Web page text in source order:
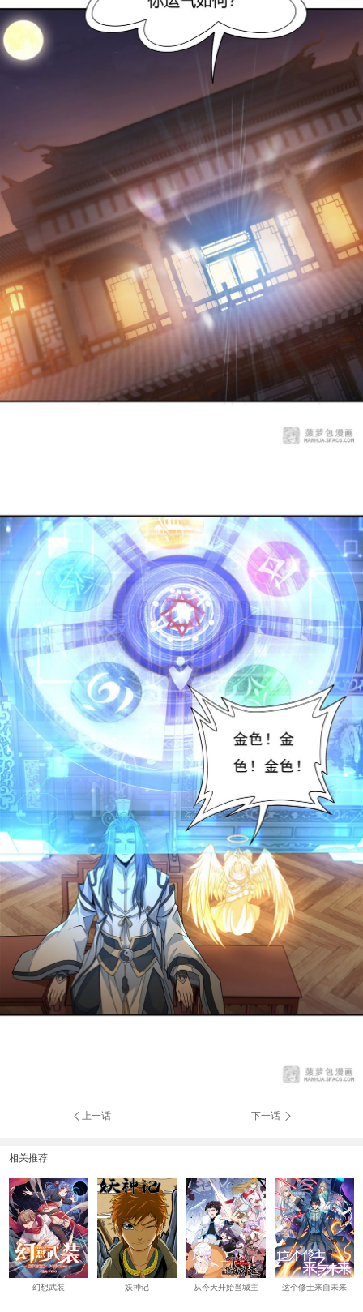
上一话 下一话
相关推荐
幻想武装 妖神记 从今天开始当城主 这个修士来自未来